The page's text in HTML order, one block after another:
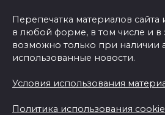
Перепечатка материалов сайта
в любой форме, в том числе и
возможно только при наличии
использованные новости.
Условия использования
Политика использования